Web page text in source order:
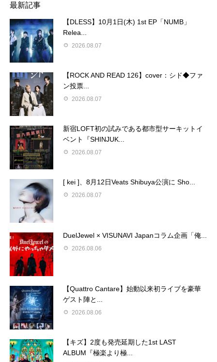
最新記事
【DLESS】10月1日(木) 1st EP「NUMB」
Relea...
2026.08.07
【ROCK AND READ 126】cover：シド◆ファ
ン投票...
2026.08.07
新宿LOFT初の試みである都市型サーキットイ
ベント『SHINJUK...
2026.08.07
[ kei ]、8月12日Veats Shibuya公演に Sho...
2026.08.07
DuelJewel × VISUNAVI Japanコラム企画「俺...
2026.08.06
【Quattro Cantare】始動以来初ライブを豪華
ゲスト陣と...
2026.08.06
【キズ】2度も発売延期した1st LAST
ALBUM『極楽より極...